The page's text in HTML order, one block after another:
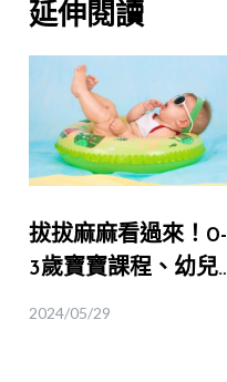
延伸閱讀
拔拔麻麻看過來！0-
3歲寶寶課程、幼兒
推薦體驗｜五感體
2024/05/29